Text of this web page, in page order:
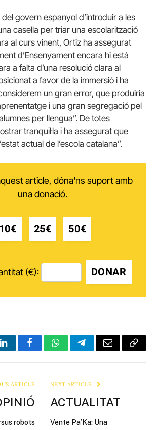
govern espanyol d’introduir a les
casella per triar una escolarització
al curs vinent, Ortiz ha assegurat
d’Ensenyament encara hi està
a falta d’una resolució clara al
a favor de la immersió i ha
un gran error, que produiria
i una gran segregació pel
per llengua”. De totes
tranquil·la i ha assegurat que
actual de l’escola catalana”.
article, dóna'ns suport amb
una donació.
10€ 25€ 50€
(€): DONAR
LinkedInFacebookWhatsAppTelegramEmail Copy
ARTICLE
robots
NEXT ARTICLE
ACTUALITAT
Vente Pa’Ka: Una